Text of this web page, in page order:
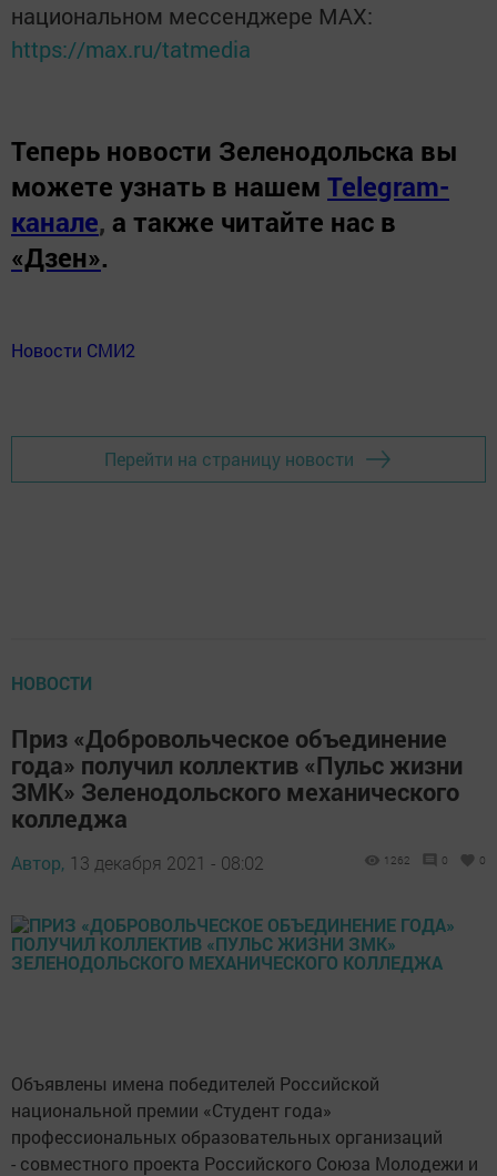
национальном мессенджере MАХ:
https://max.ru/tatmedia
Теперь новости Зеленодольска вы
можете узнать в нашем Telegram-
канале, а также читайте нас в
«Дзен».
Новости СМИ2
Перейти на страницу новости
НОВОСТИ
Приз «Добровольческое объединение
года» получил коллектив «Пульс жизни
ЗМК» Зеленодольского механического
колледжа
Автор, 13 декабря 2021 - 08:02 1262 0 0
Объявлены имена победителей Российской
национальной премии «Студент года»
профессиональных образовательных организаций
- совместного проекта Российского Союза Молодежи и